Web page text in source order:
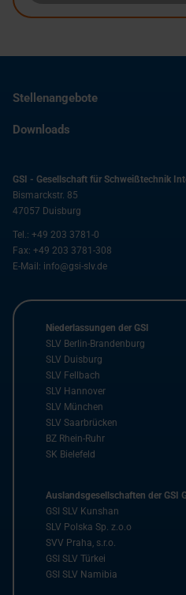
Stellenangebote
Downloads
GSI - Gesellschaft für Schweißtechnik
Bismarckstr. 85
47057 Duisburg
Tel.: +49 203 3781-0
Fax: +49 203 3781-308
E-Mail: info@gsi-slv.de
Niederlassungen der GSI
SLV Berlin-Brandenburg
SLV Duisburg
SLV Fellbach
SLV Hannover
SLV München
SLV Saarbrücken
BZ Rhein-Ruhr
SK Bielefeld
Auslandsgesellschaften der GSI
GSI SLV Kunshan
SLV Polska Sp. z.o.o
SVV Praha, s.r.o.
GSI SLV Türkei
GSI SLV Namibia